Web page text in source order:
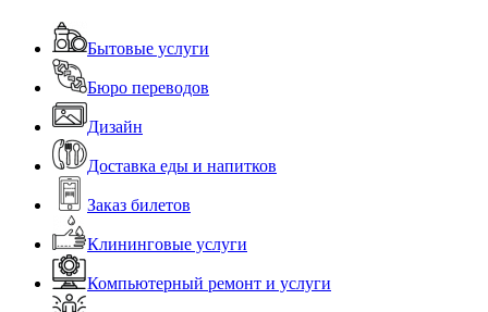
Бытовые услуги
Бюро переводов
Дизайн
Доставка еды и напитков
Заказ билетов
Клининговые услуги
Компьютерный ремонт и услуги